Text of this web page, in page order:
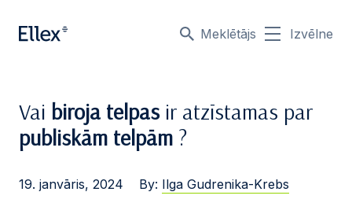
Meklētājs Izvēlne
Vai biroja telpas ir atzīstamas par
publiskām telpām ?
19. janvāris, 2024 By: Ilga Gudrenika-Krebs